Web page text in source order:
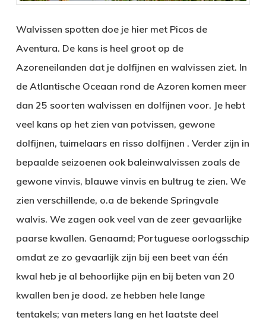
Walvissen spotten doe je hier met Picos de
Aventura. De kans is heel groot op de
Azoreneilanden dat je dolfijnen en walvissen ziet. In
de Atlantische Oceaan rond de Azoren komen meer
dan 25 soorten walvissen en dolfijnen voor. Je hebt
veel kans op het zien van potvissen, gewone
dolfijnen, tuimelaars en risso dolfijnen . Verder zijn in
bepaalde seizoenen ook baleinwalvissen zoals de
gewone vinvis, blauwe vinvis en bultrug te zien. We
zien verschillende, o.a de bekende Springvale
walvis. We zagen ook veel van de zeer gevaarlijke
paarse kwallen. Genaamd; Portuguese oorlogsschip
omdat ze zo gevaarlijk zijn bij een beet van één
kwal heb je al behoorlijke pijn en bij beten van 20
kwallen ben je dood. ze hebben hele lange
tentakels; van meters lang en het laatste deel